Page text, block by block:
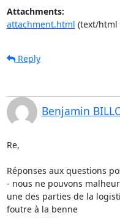
Attachments:
attachment.html (text/html
Reply
Benjamin
Re,
Réponses aux questions
- nous ne pouvons
une des parties de la
foutre à la benne